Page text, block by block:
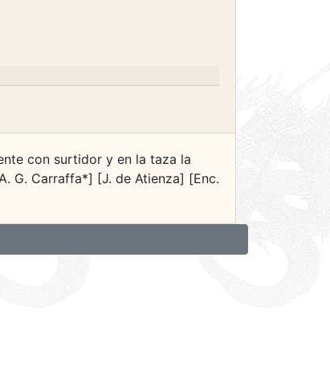
con surtidor y en la taza la
G. Carraffa*] [J. de Atienza] [Enc.